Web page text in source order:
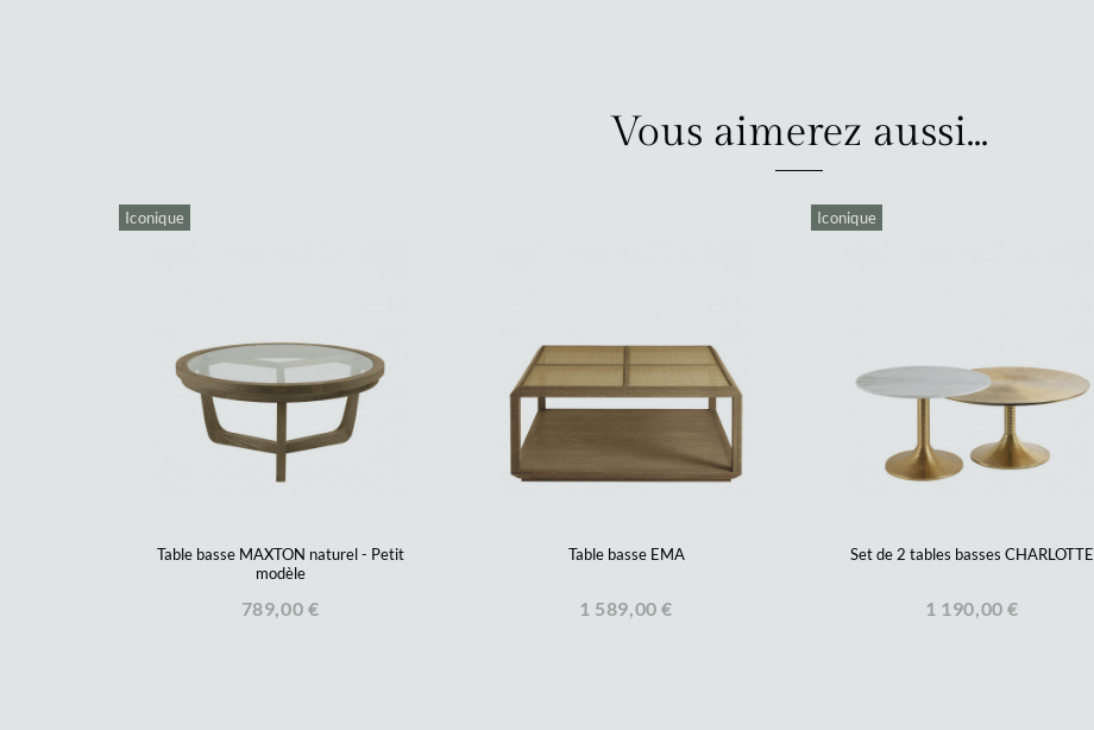
Vous aimerez aussi...
Iconique
Table basse MAXTON naturel - Petit
modèle
789,00 €
Table basse EMA
1 589,00 €
Iconique
Set de 2 tables basses CHARLOTTE
1 190,00 €